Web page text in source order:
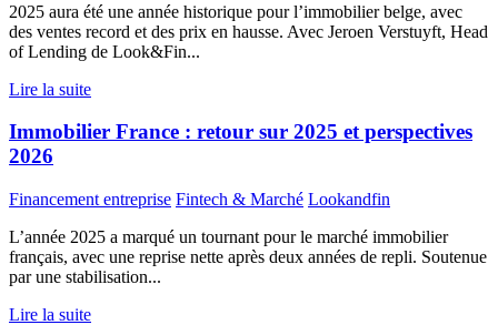
2025 aura été une année historique pour l’immobilier belge, avec
des ventes record et des prix en hausse. Avec Jeroen Verstuyft, Head
of Lending de Look&Fin...
Lire la suite
Immobilier France : retour sur 2025 et perspectives
2026
Financement entreprise Fintech & Marché Lookandfin
L’année 2025 a marqué un tournant pour le marché immobilier
français, avec une reprise nette après deux années de repli. Soutenue
par une stabilisation...
Lire la suite